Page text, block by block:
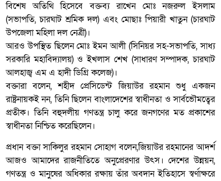
বিশেষ অতিথি হিসেবে বক্তব্য রাখেন মোঃ নজরুল ইসলাম
(সভাপতি, চারঘাট শ্রমিক দল) এবং মোছাঃ পিয়ারী খাতুন (চারঘাট
উপজেলা মহিলা দল নেত্রী)।
আরও উপস্থিত ছিলেন মোঃ ইমন আলী (সিনিয়র সহ-সভাপতি, সাধ্য
সরকারি মহাবিদ্যালয়) ও ইখলাস শেখ (সাধারণ সম্পাদক, চারঘাট
আলহাজ্ব এম এ হাদী ডিগ্রি কলেজ)।
বক্তারা বলেন, শহীদ প্রেসিডেন্ট জিয়াউর রহমান শুধু একজন
রাষ্ট্রনায়কই নন, তিনি ছিলেন বাংলাদেশের স্বাধীনতা ও সার্বভৌমত্বের
প্রতীক। তিনি বহুদলীয় গণতন্ত্র চালু করে জনগণের মত প্রকাশের
স্বাধীনতা নিশ্চিত করেছিলেন।
প্রধান বক্তা সাকিলুর রহমান সোহাগ বলেন,জিয়াউর রহমানের আদর্শ
আজও আমাদের রাজনীতিতে অনুপ্রেরণার উৎস। দেশের উন্নয়ন,
গণতন্ত্র ও মানুষের অধিকার রক্ষায় তাঁর অবদান ইতিহাসে স্বর্ণাক্ষরে